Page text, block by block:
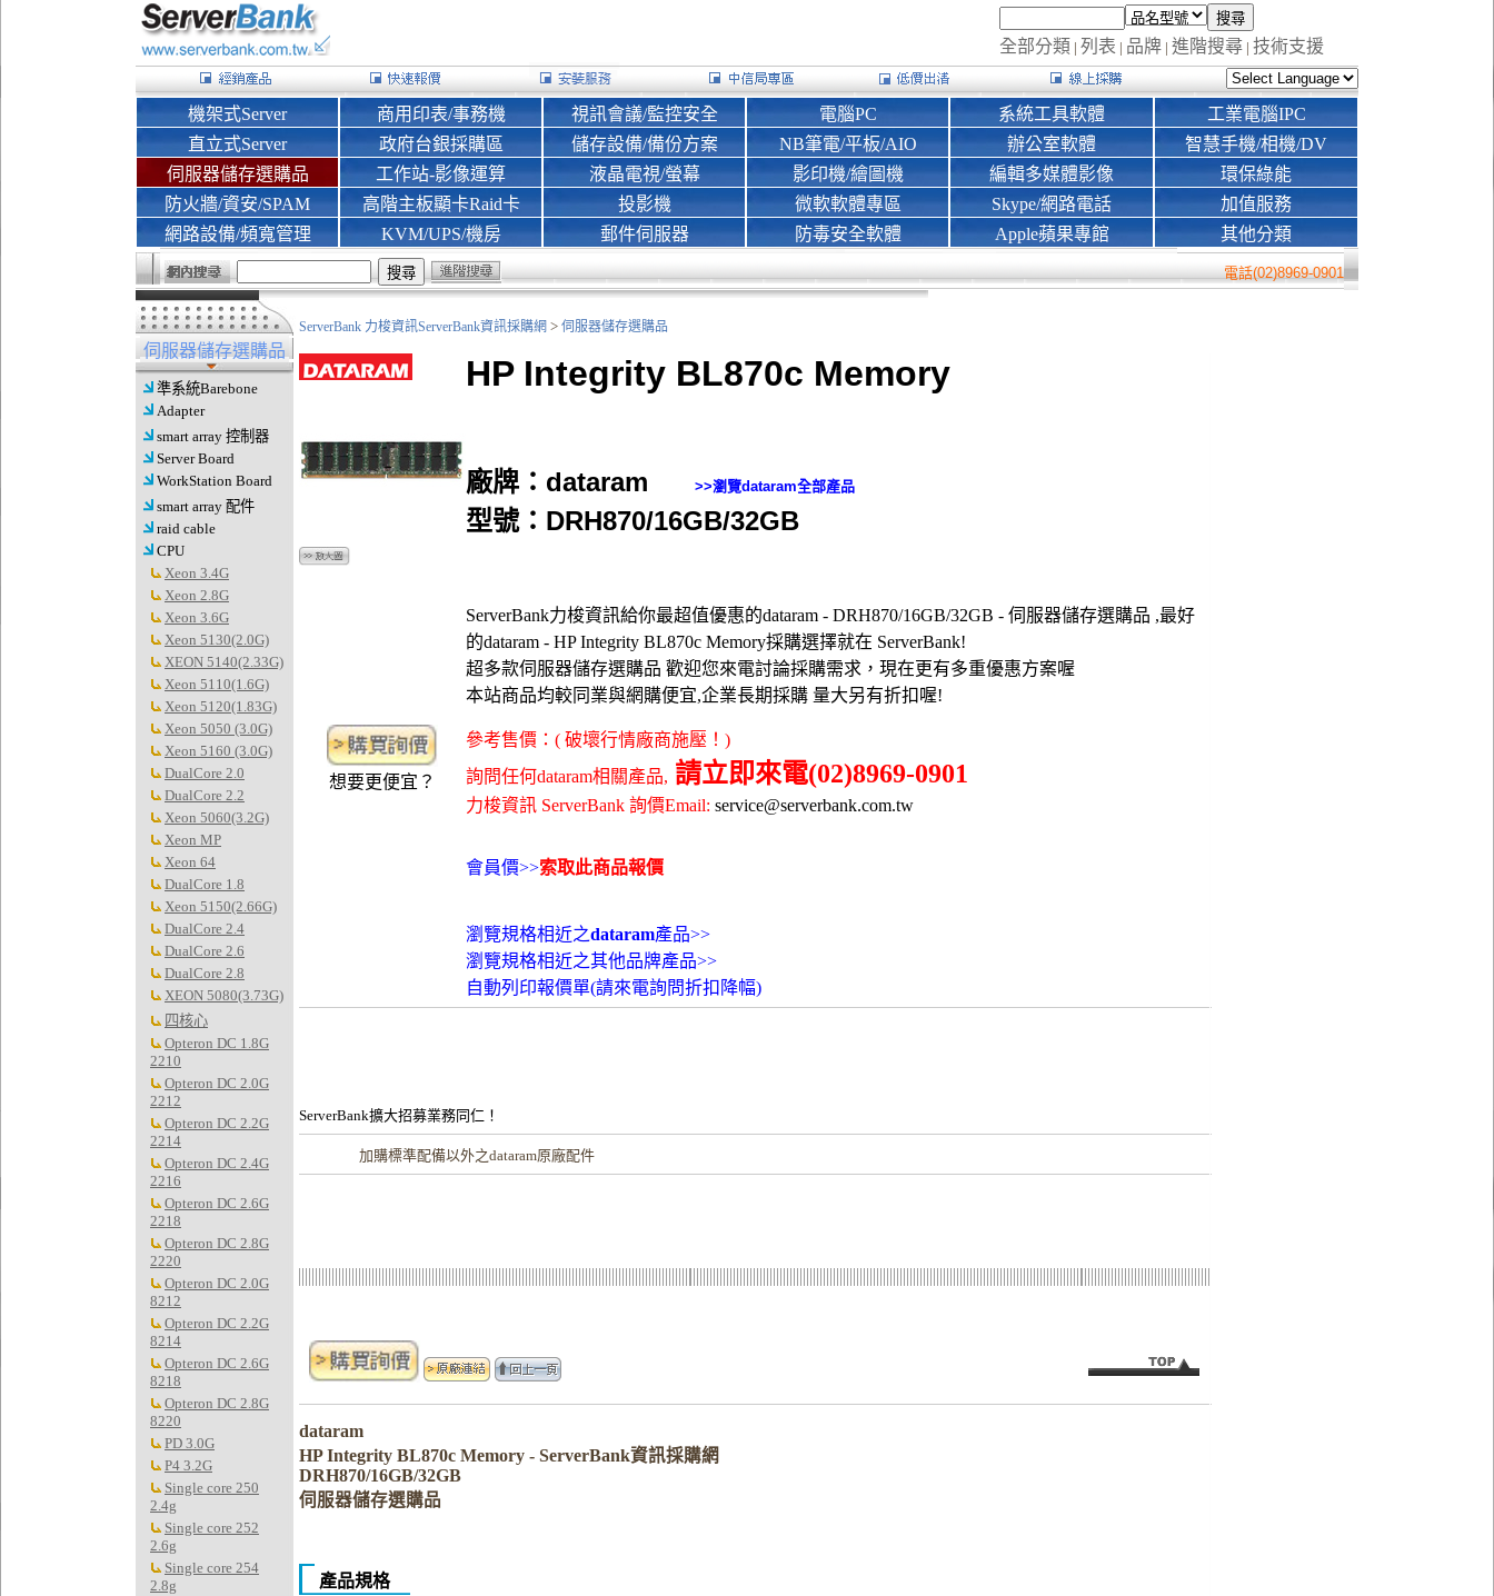
全部分類 | 列表 | 品牌 | 進階搜尋 | 技術支援
機架式Server
直立式Server
伺服器儲存選購品
防火牆/資安/SPAM
網路設備/頻寬管理
商用印表/事務機
政府台銀採購區
工作站-影像運算
高階主板顯卡Raid卡
KVM/UPS/機房
視訊會議/監控安全
儲存設備/備份方案
液晶電視/螢幕
投影機
郵件伺服器
電腦PC
NB筆電/平板/AIO
影印機/繪圖機
微軟軟體專區
防毒安全軟體
系統工具軟體
辦公室軟體
編輯多媒體影像
Skype/網路電話
Apple蘋果專館
工業電腦IPC
智慧手機/相機/DV
環保綠能
加值服務
其他分類
電話(02)8969-0901
伺服器儲存選購品
準系統Barebone
Adapter
smart array 控制器
Server Board
WorkStation Board
smart array 配件
raid cable
CPU
Xeon 3.4G
Xeon 2.8G
Xeon 3.6G
Xeon 5130(2.0G)
XEON 5140(2.33G)
Xeon 5110(1.6G)
Xeon 5120(1.83G)
Xeon 5050 (3.0G)
Xeon 5160 (3.0G)
DualCore 2.0
DualCore 2.2
Xeon 5060(3.2G)
Xeon MP
Xeon 64
DualCore 1.8
Xeon 5150(2.66G)
DualCore 2.4
DualCore 2.6
DualCore 2.8
XEON 5080(3.73G)
四核心
Opteron DC 1.8G
2210
Opteron DC 2.0G
2212
Opteron DC 2.2G
2214
Opteron DC 2.4G
2216
Opteron DC 2.6G
2218
Opteron DC 2.8G
2220
Opteron DC 2.0G
8212
Opteron DC 2.2G
8214
Opteron DC 2.6G
8218
Opteron DC 2.8G
8220
PD 3.0G
P4 3.2G
Single core 250
2.4g
Single core 252
2.6g
Single core 254
2.8g
ServerBank 力梭資訊ServerBank資訊採購網 > 伺服器儲存選購品
HP Integrity BL870c Memory
廠牌：dataram >>瀏覽dataram全部產品
型號：DRH870/16GB/32GB
ServerBank力梭資訊給你最超值優惠的dataram - DRH870/16GB/32GB - 伺服器儲存選購品 ,最好
的dataram - HP Integrity BL870c Memory採購選擇就在 ServerBank!
超多款伺服器儲存選購品 歡迎您來電討論採購需求，現在更有多重優惠方案喔
本站商品均較同業與網購便宜,企業長期採購 量大另有折扣喔!
想要更便宜？
參考售價：( 破壞行情廠商施壓！)
詢問任何dataram相關產品, 請立即來電(02)8969-0901
力梭資訊 ServerBank 詢價Email: service@serverbank.com.tw
會員價>>索取此商品報價
瀏覽規格相近之dataram產品>>
瀏覽規格相近之其他品牌產品>>
自動列印報價單(請來電詢問折扣降幅)
ServerBank擴大招募業務同仁！
加購標準配備以外之dataram原廠配件
dataram
HP Integrity BL870c Memory - ServerBank資訊採購網
DRH870/16GB/32GB
伺服器儲存選購品
產品規格